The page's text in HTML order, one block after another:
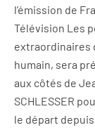
l’émission de
Télévision Les
extraordinaires
humain, sera
aux côtés de
SCHLESSER
le départ